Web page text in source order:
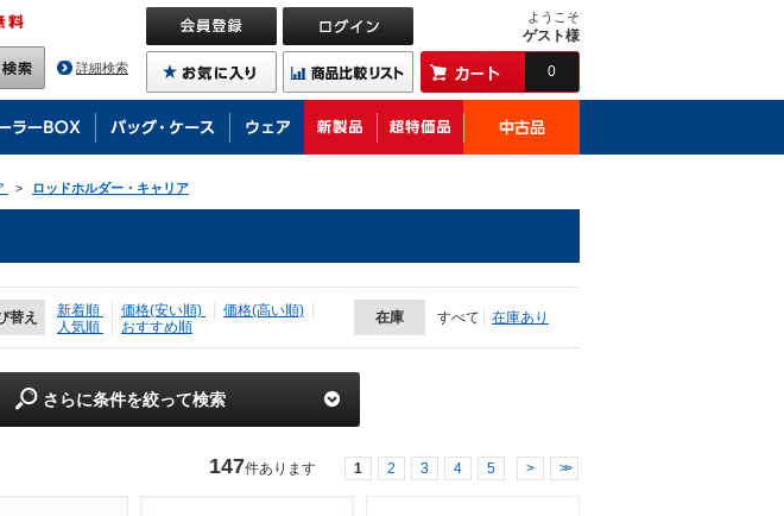
詳細検索
ようこそ
ゲスト様
0
> ロッドホルダー・キャリア
替え 新着順 価格(安い順)
価格(高い順)
人気順
おすすめ順
在庫 すべて 在庫あり
さらに条件を絞って検索
147件あります 1 2 3 4 5 > >>